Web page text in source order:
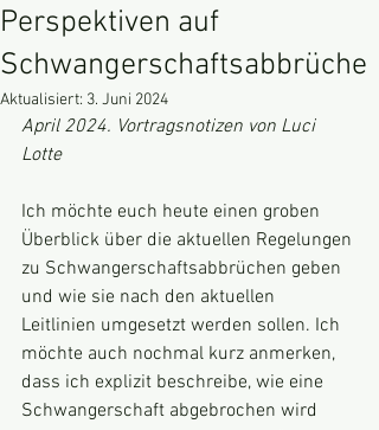
Perspektiven auf
Schwangerschaftsabbrüche
Aktualisiert: 3. Juni 2024
April 2024. Vortragsnotizen von Luci
Lotte
Ich möchte euch heute einen groben
Überblick über die aktuellen Regelungen
zu Schwangerschaftsabbrüchen geben
und wie sie nach den aktuellen
Leitlinien umgesetzt werden sollen. Ich
möchte auch nochmal kurz anmerken,
dass ich explizit beschreibe, wie eine
Schwangerschaft abgebrochen wird